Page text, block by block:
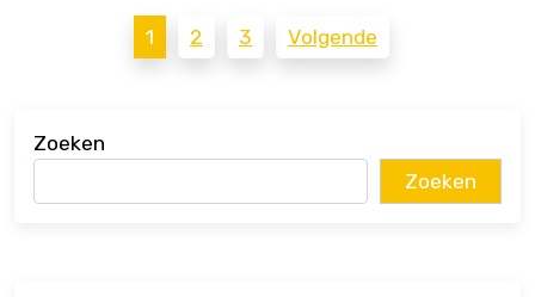
Berichten
paginering
1 2 3 Volgende
Zoeken
Zoeken